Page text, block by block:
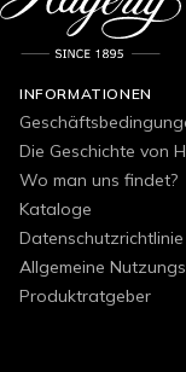
INFORMATIONEN
Die Geschichte von
Wo man uns findet?
Kataloge
Datenschutzrichtlinie
Allgemeine
Produktratgeber